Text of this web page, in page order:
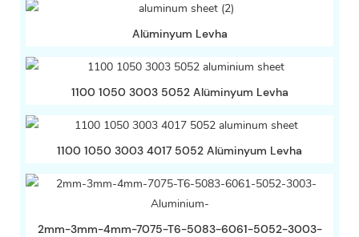
Alüminyum Levha
1100 1050 3003 5052 Alüminyum Levha
1100 1050 3003 4017 5052 Alüminyum Levha
2mm-3mm-4mm-7075-T6-5083-6061-5052-3003-